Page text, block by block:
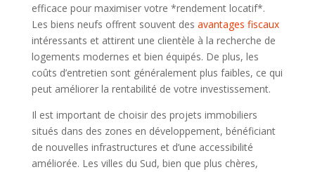
efficace pour maximiser votre *rendement locatif*.
Les biens neufs offrent souvent des avantages fiscaux
intéressants et attirent une clientèle à la recherche de
logements modernes et bien équipés. De plus, les
coûts d’entretien sont généralement plus faibles, ce qui
peut améliorer la rentabilité de votre investissement.
Il est important de choisir des projets immobiliers
situés dans des zones en développement, bénéficiant
de nouvelles infrastructures et d’une accessibilité
améliorée. Les villes du Sud, bien que plus chères,